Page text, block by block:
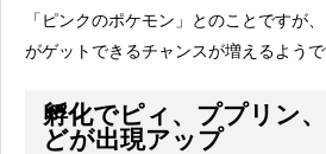
「ピンクのポケモン」とのことですが
がゲットできるチャンスが増えるようで
孵化でピィ、ププリン
どが出現アップ